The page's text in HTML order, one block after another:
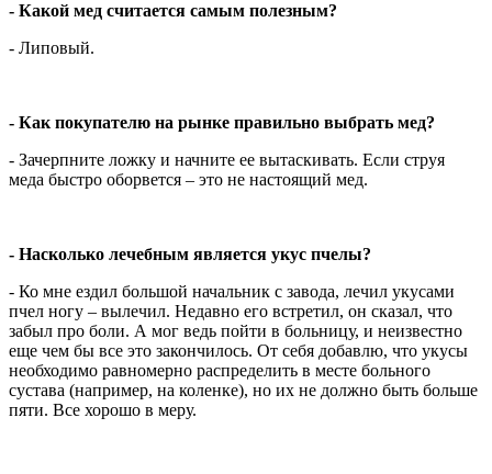
- Какой мед считается самым полезным?
- Липовый.
- Как покупателю на рынке правильно выбрать мед?
- Зачерпните ложку и начните ее вытаскивать. Если струя
меда быстро оборвется – это не настоящий мед.
- Насколько лечебным является укус пчелы?
- Ко мне ездил большой начальник с завода, лечил укусами
пчел ногу – вылечил. Недавно его встретил, он сказал, что
забыл про боли. А мог ведь пойти в больницу, и неизвестно
еще чем бы все это закончилось. От себя добавлю, что укусы
необходимо равномерно распределить в месте больного
сустава (например, на коленке), но их не должно быть больше
пяти. Все хорошо в меру.